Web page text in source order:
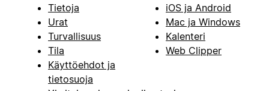
Tietoja
Urat
Turvallisuus
Tila
Käyttöehdot ja
tietosuoja
iOS ja Android
Mac ja Windows
Kalenteri
Web Clipper